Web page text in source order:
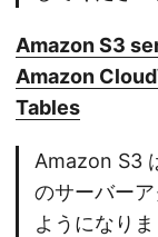
Amazon S3
Amazon
Tables
Amazon S3
のサーバー
ようになり